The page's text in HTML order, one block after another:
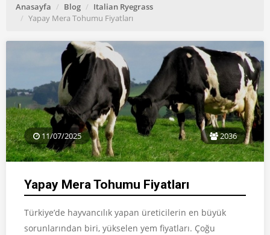
Anasayfa Blog
Italian Ryegrass
Yapay Mera Tohumu Fiyatları
11/07/2025 2036
Yapay Mera Tohumu Fiyatları
Türkiye’de hayvancılık yapan üreticilerin en büyük
sorunlarından biri, yükselen yem fiyatları. Çoğu